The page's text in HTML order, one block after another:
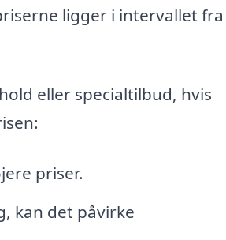
ligger i intervallet fra
eller specialtilbud, hvis
priser.
kan det påvirke